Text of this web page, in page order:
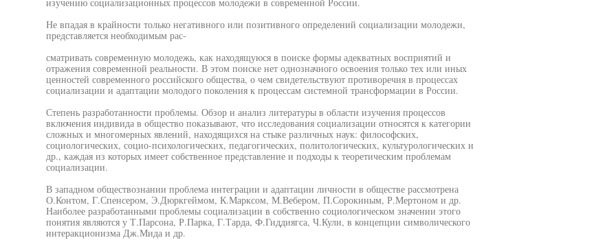
Не впадая в крайности только негативного или позитивного определений социализации молодежи,
представляется необходимым рас-
сматривать современную молодежь, как находящуюся в поиске формы адекватных восприятий и
отражения современной реальности. В этом поиске нет однозначного освоения только тех или иных
ценностей современного российского общества, о чем свидетельствуют противоречия в процессах
социализации и адаптации молодого поколения к процессам системной трансформации в России.
Степень разработанности проблемы. Обзор и анализ литературы в области изучения процессов
включения индивида в общество показывают, что исследования социализации относятся к категории
сложных и многомерных явлений, находящихся на стыке различных наук: философских,
социологических, социо-психологических, педагогических, политологических, культурологических и
др., каждая из которых имеет собственное представление и подходы к теоретическим проблемам
социализации.
В западном обществознании проблема интеграции и адаптации личности в обществе рассмотрена
О.Контом, Г.Спенсером, Э.Дюркгеймом, К.Марксом, М.Вебером, П.Сорокиным, Р.Мертоном и др.
Наиболее разработанными проблемы социализации в собственно социологическом значении этого
понятия являются у Т.Парсона, Р.Парка, Г.Тарда, Ф.Гиддиягса, Ч.Кули, в концепции символического
интеракционизма Дж.Мида и др.